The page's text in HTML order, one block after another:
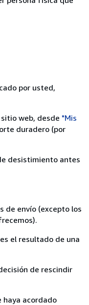
por usted,
web, desde "Mis
duradero (por
desistimiento antes
de envío (excepto los
el resultado de una
de rescindir
haya acordado